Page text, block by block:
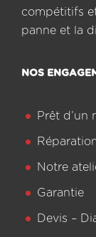
compétitifs
panne et la
NOS
Prêt d’un
Notre
Garantie
Devis –